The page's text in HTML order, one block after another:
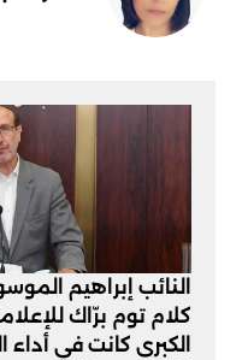
النائب إبراهيم
كلام توم برّاك
الكبرى كانت في